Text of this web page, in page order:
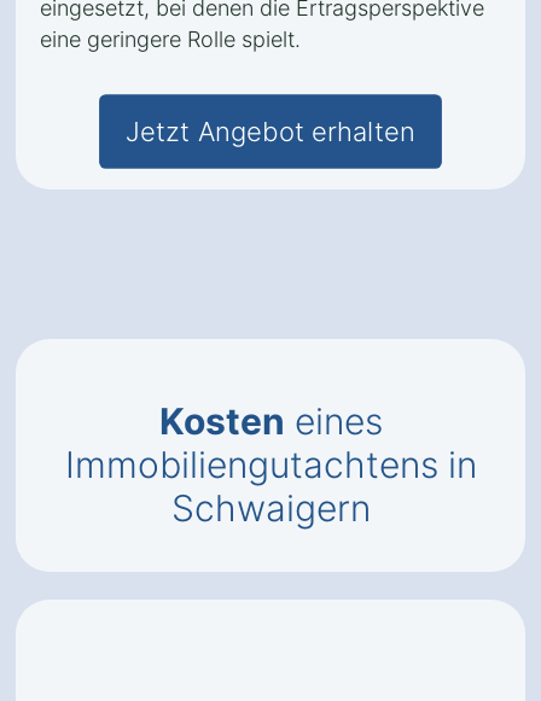
eingesetzt, bei denen die Ertragsperspektive
eine geringere Rolle spielt.
Jetzt Angebot erhalten
Kosten eines
Immobiliengutachtens in
Schwaigern